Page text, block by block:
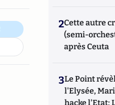
2Cette autre
(semi-
après Ceuta
3Le Point
l'Elysée,
hacke l'Etat;